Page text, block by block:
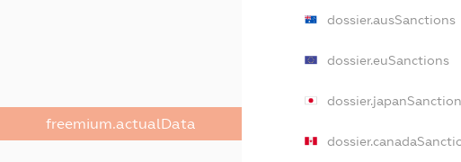
freemium.actualData
dossier.ausSanctions
dossier.euSanctions